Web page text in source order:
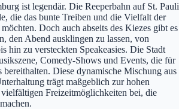
ist legendär. Die Reeperbahn auf St. Pauli
die das bunte Treiben und die Vielfalt der
Doch auch abseits des Kiezes gibt es
den Abend ausklingen zu lassen, von
hin zu versteckten Speakeasies. Die Stadt
Comedy-Shows und Events, die für
bereithalten. Diese dynamische Mischung aus
trägt maßgeblich zur hohen
Freizeitmöglichkeiten bei, die